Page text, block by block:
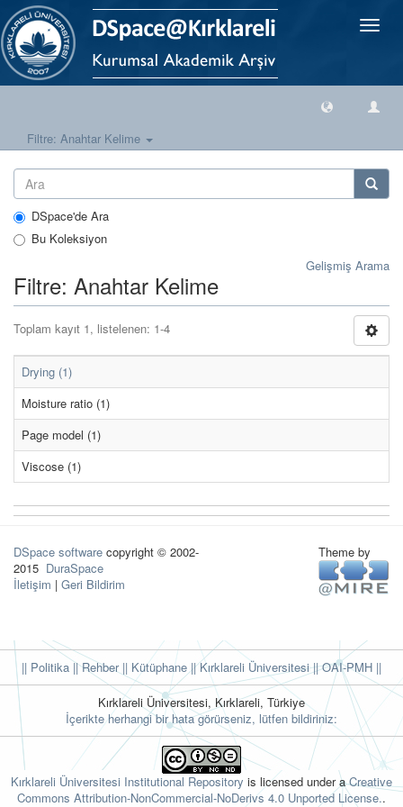
Geçiş
Filtre: Anahtar Kelime
DSpace'de Ara
Bu Koleksiyon
Gelişmiş Arama
Filtre: Anahtar Kelime
Toplam kayıt 1, listelenen: 1-4
Drying (1)
Moisture ratio (1)
Page model (1)
Viscose (1)
DSpace software copyright © 2002-
2015 DuraSpace
İletişim | Geri Bildirim
Theme by
|| Politika|| Rehber|| Kütüphane|| Kırklareli Üniversitesi ||OAI-PMH ||
Kırklareli Üniversitesi, Kırklareli, Türkiye
İçerikte herhangi bir hata görürseniz, lütfen bildiriniz:
Kırklareli Üniversitesi Institutional Repository is licensed under aCreative
Commons Attribution-NonCommercial-NoDerivs 4.0 Unported License..